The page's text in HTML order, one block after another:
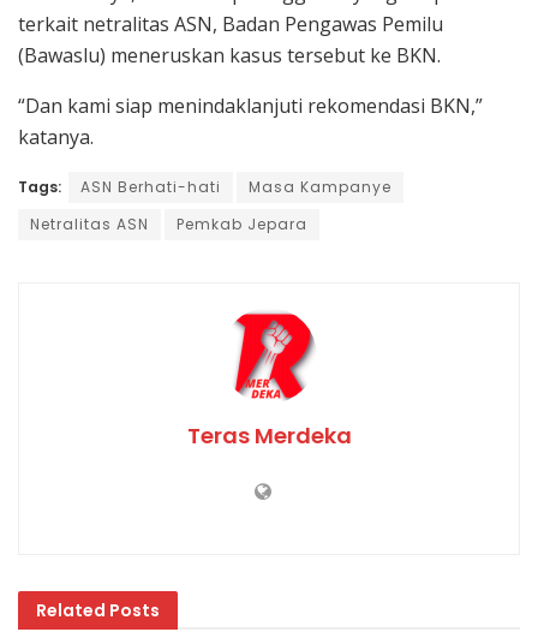
terkait netralitas ASN, Badan Pengawas Pemilu
(Bawaslu) meneruskan kasus tersebut ke BKN.
“Dan kami siap menindaklanjuti rekomendasi BKN,”
katanya.
Tags: ASN Berhati-hati
Masa Kampanye
Netralitas ASN
Pemkab Jepara
Teras Merdeka
Related Posts